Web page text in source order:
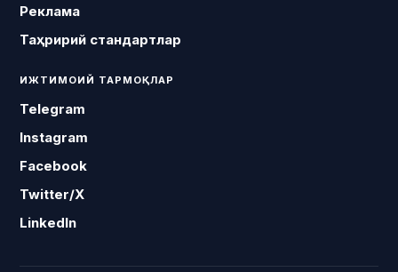
Реклама
Таҳририй стандартлар
ИЖТИМОИЙ ТАРМОҚЛАР
Telegram
Instagram
Facebook
Twitter/X
LinkedIn